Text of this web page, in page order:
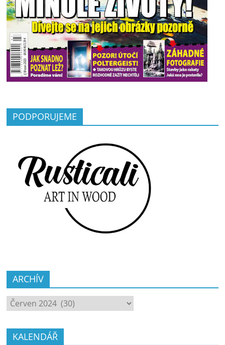
PODPORUJEME
ARCHÍV
ARCHÍV
KALENDÁŘ